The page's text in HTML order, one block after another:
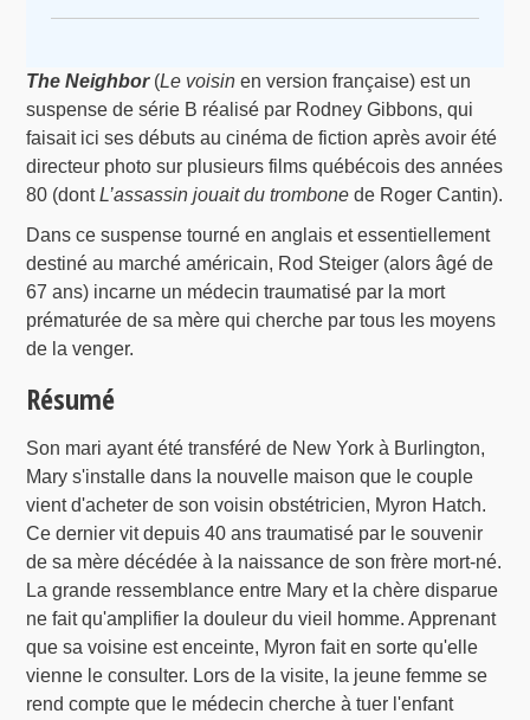
The Neighbor(Le voisin en version française) est un
suspense de série B réalisé par Rodney Gibbons, qui
faisait ici ses débuts au cinéma de fiction après avoir été
directeur photo sur plusieurs films québécois des années
80 (dontL’assassin jouait du trombone de Roger Cantin).
Dans ce suspense tourné en anglais et essentiellement
destiné au marché américain, Rod Steiger (alors âgé de
67 ans) incarne un médecin traumatisé par la mort
prématurée de sa mère qui cherche par tous les moyens
de la venger.
Résumé
Son mari ayant été transféré de New York à Burlington,
Mary s'installe dans la nouvelle maison que le couple
vient d'acheter de son voisin obstétricien, Myron Hatch.
Ce dernier vit depuis 40 ans traumatisé par le souvenir
de sa mère décédée à la naissance de son frère mort-né.
La grande ressemblance entre Mary et la chère disparue
ne fait qu'amplifier la douleur du vieil homme. Apprenant
que sa voisine est enceinte, Myron fait en sorte qu'elle
vienne le consulter. Lors de la visite, la jeune femme se
rend compte que le médecin cherche à tuer l'enfant